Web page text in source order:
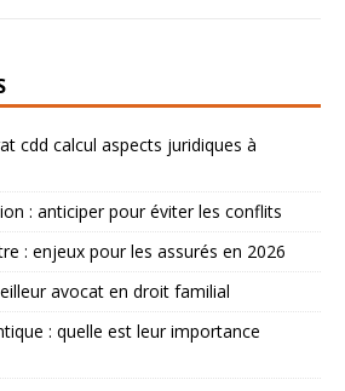
cdd calcul aspects juridiques à
: anticiper pour éviter les conflits
: enjeux pour les assurés en 2026
avocat en droit familial
: quelle est leur importance